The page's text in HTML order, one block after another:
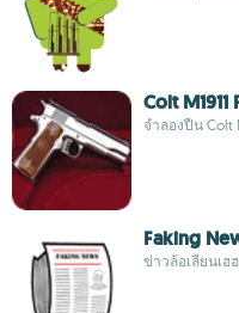
Colt M1911
จำลองปืน Colt
Faking
ข่าวล้อเลียนเ